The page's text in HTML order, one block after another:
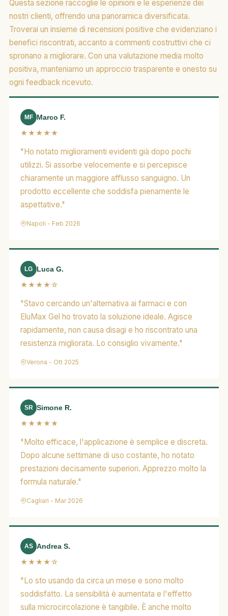
Questa sezione raccoglie le opinioni e le esperienze dei
nostri clienti, offrendo una panoramica diversificata.
Troverai un insieme di recensioni positive che evidenziano i
benefici riscontrati, accanto a commenti costruttivi che ci
spronano a migliorare. Con una valutazione media molto
positiva, manteniamo un approccio trasparente e onesto su
ogni feedback ricevuto.
MF
Marco F.
★★★★★
"Ho notato miglioramenti evidenti già dopo pochi
utilizzi. Si assorbe velocemente e si percepisce
chiaramente un maggiore afflusso sanguigno. Un
prodotto eccellente che soddisfa pienamente le
aspettative."
Napoli - Feb 2026
LG
Luca G.
★★★★☆
"Stavo cercando un'alternativa ai farmaci e con
EluMax Gel ho trovato la soluzione ideale. Agisce
rapidamente, non causa disagi e ho riscontrato una
resistenza migliorata. Lo consiglio vivamente."
Verona - Ott 2025
SR Simone R.
★★★★★
"Molto efficace, l'applicazione è semplice e discreta.
Dopo alcune settimane di uso costante, ho notato
prestazioni decisamente superiori. Apprezzo molto la
formula naturale."
Cagliari - Mar 2026
AS Andrea S.
★★★★☆
"Lo sto usando da circa un mese e sono molto
soddisfatto. La sensibilità è aumentata e l'effetto
sulla microcircolazione è tangibile. È anche molto